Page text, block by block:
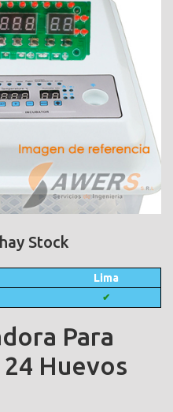
Stock
Lima
✔
Para
Huevos